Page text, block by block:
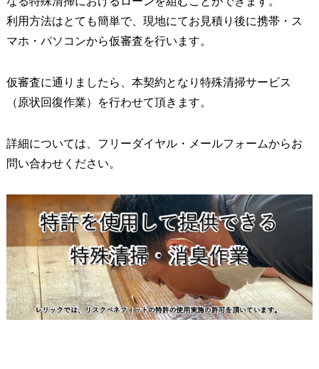
利用方法はとても簡単で、現地にてお見積り後に携帯・ス
マホ・パソコンから仮審査を行います。
仮審査に通りましたら、本契約となり特殊清掃サービス
（原状回復作業）を行わせて頂きます。
詳細については、フリーダイヤル・メールフォームからお
問い合わせください。